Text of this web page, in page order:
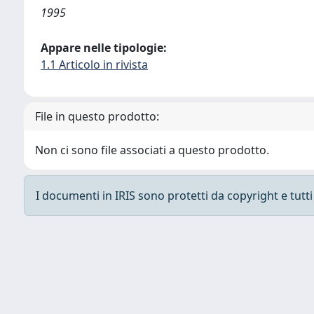
1995
Appare nelle tipologie:
1.1 Articolo in rivista
File in questo prodotto:
Non ci sono file associati a questo prodotto.
I documenti in IRIS sono protetti da copyright e